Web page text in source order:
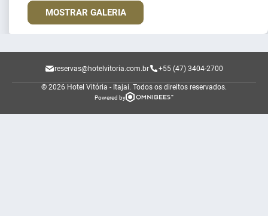
MOSTRAR GALERIA
reservas@hotelvitoria.com.br +55 (47) 3404-2700
© 2026 Hotel Vitória - Itajai. Todos os direitos reservados.
Powered by